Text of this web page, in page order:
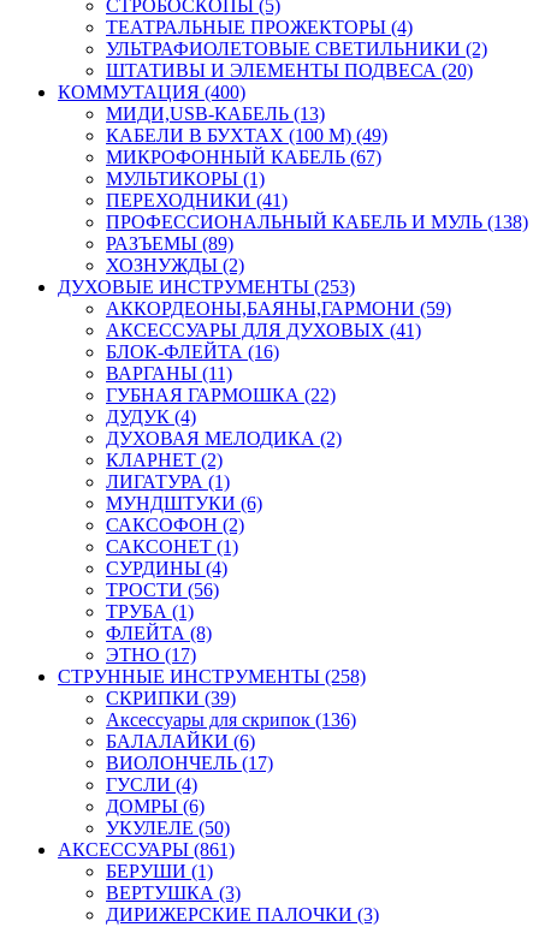
СТРОБОСКОПЫ (5)
ТЕАТРАЛЬНЫЕ ПРОЖЕКТОРЫ (4)
УЛЬТРАФИОЛЕТОВЫЕ СВЕТИЛЬНИКИ (2)
ШТАТИВЫ И ЭЛЕМЕНТЫ ПОДВЕСА (20)
КОММУТАЦИЯ (400)
МИДИ,USB-КАБЕЛЬ (13)
КАБЕЛИ В БУХТАХ (100 М) (49)
МИКРОФОННЫЙ КАБЕЛЬ (67)
МУЛЬТИКОРЫ (1)
ПЕРЕХОДНИКИ (41)
ПРОФЕССИОНАЛЬНЫЙ КАБЕЛЬ И МУЛЬ (138)
РАЗЪЕМЫ (89)
ХОЗНУЖДЫ (2)
ДУХОВЫЕ ИНСТРУМЕНТЫ (253)
АККОРДЕОНЫ,БАЯНЫ,ГАРМОНИ (59)
АКСЕССУАРЫ ДЛЯ ДУХОВЫХ (41)
БЛОК-ФЛЕЙТА (16)
ВАРГАНЫ (11)
ГУБНАЯ ГАРМОШКА (22)
ДУДУК (4)
ДУХОВАЯ МЕЛОДИКА (2)
КЛАРНЕТ (2)
ЛИГАТУРА (1)
МУНДШТУКИ (6)
САКСОФОН (2)
САКСОНЕТ (1)
СУРДИНЫ (4)
ТРОСТИ (56)
ТРУБА (1)
ФЛЕЙТА (8)
ЭТНО (17)
СТРУННЫЕ ИНСТРУМЕНТЫ (258)
СКРИПКИ (39)
Аксессуары для скрипок (136)
БАЛАЛАЙКИ (6)
ВИОЛОНЧЕЛЬ (17)
ГУСЛИ (4)
ДОМРЫ (6)
УКУЛЕЛЕ (50)
АКСЕССУАРЫ (861)
БЕРУШИ (1)
ВЕРТУШКА (3)
ДИРИЖЕРСКИЕ ПАЛОЧКИ (3)